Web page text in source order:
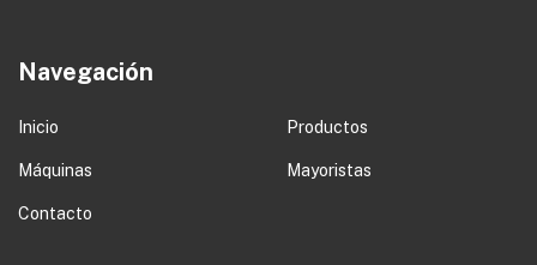
Navegación
Inicio Productos
Máquinas Mayoristas
Contacto